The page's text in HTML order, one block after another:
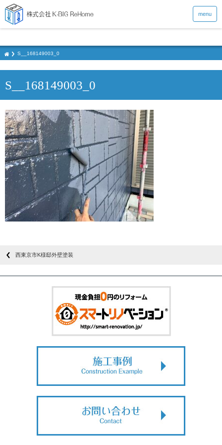
menu
S__168149003_0
S__168149003_0
西東京市K様邸外壁塗装